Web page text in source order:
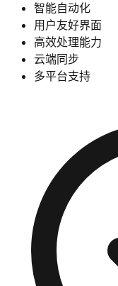
智能自动化
用户友好界面
高效处理能力
云端同步
多平台支持